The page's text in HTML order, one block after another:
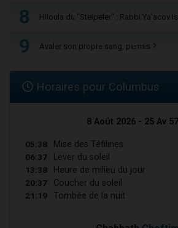
8 Hiloula du "Steïpeler" : Rabbi Ya’acov
9 Avaler son propre sang, permis ?
Horaires pour Columbus
8 Août 2026 - 25 Av
05:38 Mise des Téfilines
06:37 Lever du soleil
13:38 Heure de milieu du jour
20:37 Coucher du soleil
21:19 Tombée de la nuit